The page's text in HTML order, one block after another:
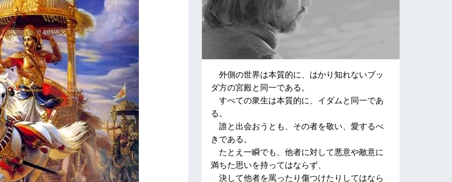
外側の世界は本質的に、はかり知れないブッ
ダ方の宮殿と同一である。
すべての衆生は本質的に、イダムと同一であ
る。
誰と出会おうとも、その者を敬い、愛するべ
きである。
たとえ一瞬でも、他者に対して悪意や敵意に
満ちた思いを持ってはならず、
決して他者を罵ったり傷つけたりしてはなら